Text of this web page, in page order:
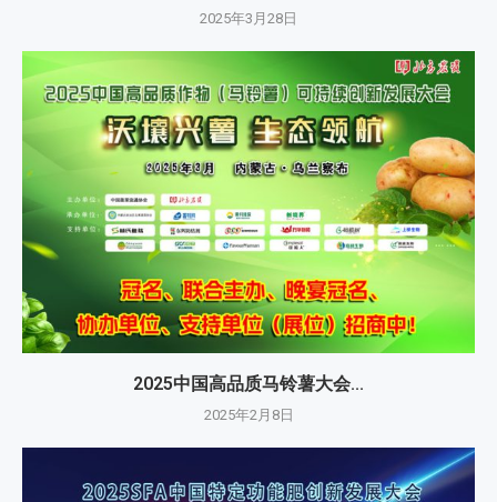
2025年3月28日
2025中国高品质马铃薯大会...
2025年2月8日